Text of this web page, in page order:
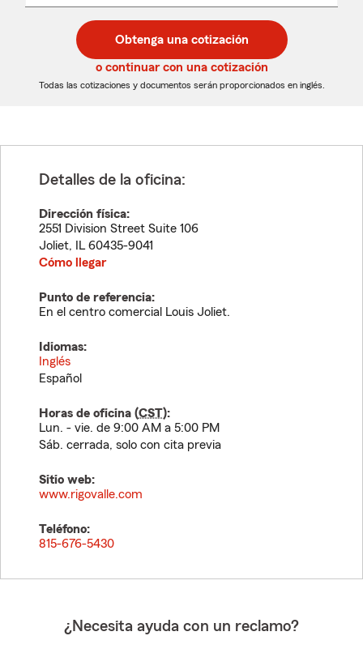
desplegable
de
5
dígitos
de
5
dígitos
Obtenga una cotización
o continuar con una cotización
Todas las cotizaciones y documentos serán proporcionados en inglés.
Detalles de la oficina:
Dirección física:
2551 Division Street Suite 106
Joliet, IL 60435-9041
Cómo llegar
Punto de referencia:
En el centro comercial Louis Joliet.
Idiomas:
Inglés
Español
Horas de oficina (CST):
Lun. - vie. de 9:00 AM a 5:00 PM
Sáb. cerrada, solo con cita previa
Sitio web:
www.rigovalle.com
Teléfono:
815-676-5430
¿Necesita ayuda con un reclamo?